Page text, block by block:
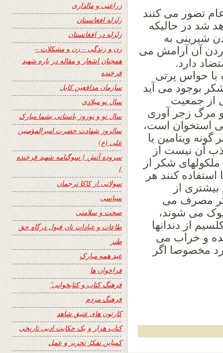
تصور می کنند
شد در حالیکه
شیرینی به
آن آرامش می
دارد.
با حواس پرتی
بوجود می آید
دیگر نیمی از جمعیت
و مرگ زجر آوری
استخوان است،
ویتامین یا
آن نیست از
شکر از
کنند هر
از
مصرف می
می شوند،
از دندانها
و خراب می
مخصوصا اگر
زراعتی و مالداری
زلزله افغانستان
زلزله در افغانستان
زن و زندگی – زن و مشکلات –
همچنان اشعار و مقاله در باره شهید
فرخنده
سازمان مدافعین کابل
سال نو میلادی
سال نو و نوروز باستانی بشما مبارک
سالروز شهادت حضرت امیرالمؤمنین
علی (ع)
سروده آتش { سوگنامه شهید فرخنده
}
سولاتی از کاکا ترجمان
سیاسی
صحت و سلامتی
طاعات و عبادات تان قبول درگاه حق
طنز
عید همه مبارک
فراخوان ها
فرهنگ کتاب و کتابخوانی٬
فرهنگ مردم
کارتون های عتیق شاهد
کتاب هزار و یک حکایت ادبی تاریخی
کمپاین تفکرُ تحریر و عمل